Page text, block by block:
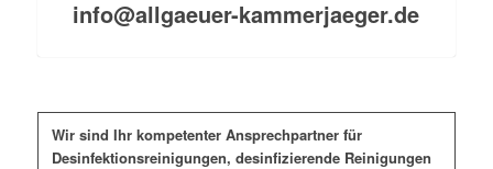
info@allgaeuer-kammerjaeger.de
Wir sind Ihr kompetenter Ansprechpartner für
Desinfektionsreinigungen, desinfizierende Reinigungen